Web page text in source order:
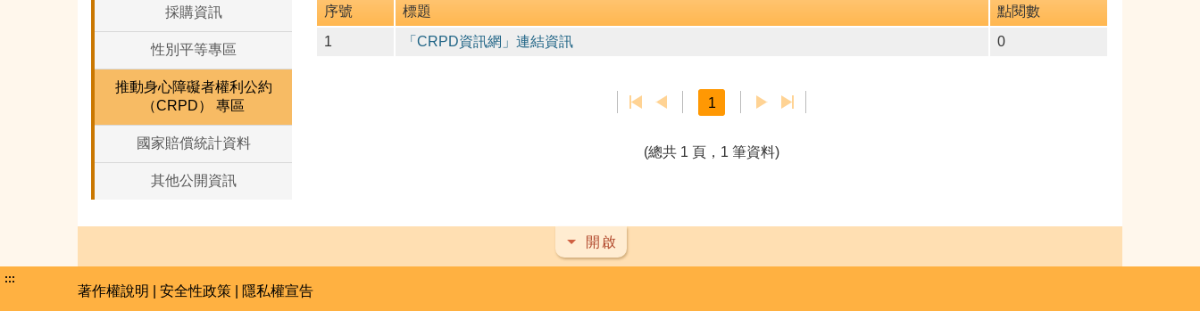
採購資訊
性別平等專區
推動身心障礙者權利公約
（CRPD） 專區
國家賠償統計資料
其他公開資訊
序號 標題
點閱數
1
「CRPD資訊網」連結資訊 0
1
(總共 1 頁，1 筆資料)
開啟
:::
著作權說明 安全性政策 隱私權宣告